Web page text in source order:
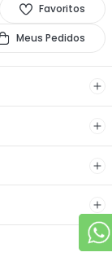
Favoritos
Meus Pedidos